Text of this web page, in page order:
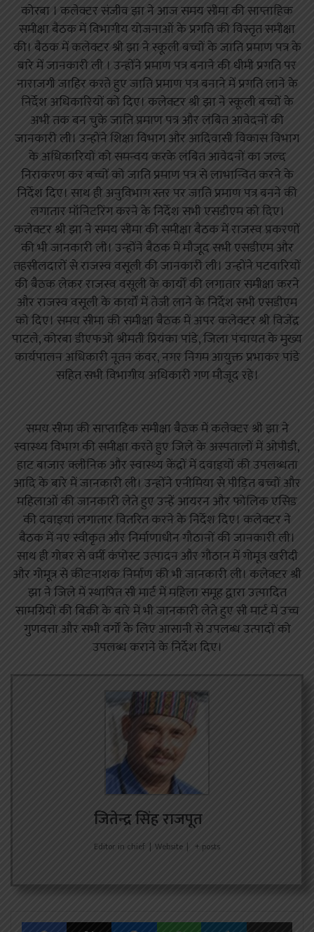
कोरबा । कलेक्टर संजीव झा ने आज समय सीमा की साप्ताहिक
समीक्षा बैठक में विभागीय योजनाओं के प्रगति की विस्तृत समीक्षा
की। बैठक में कलेक्टर श्री झा ने स्कूली बच्चों के जाति प्रमाण पत्र के
बारे में जानकारी ली । उन्होंने प्रमाण पत्र बनाने की धीमी प्रगति पर
नाराजगी जाहिर करते हुए जाति प्रमाण पत्र बनाने में प्रगति लाने के
निर्देश अधिकारियों को दिए। कलेक्टर श्री झा ने स्कूली बच्चों के
अभी तक बन चुके जाति प्रमाण पत्र और लंबित आवेदनों की
जानकारी ली। उन्होंने शिक्षा विभाग और आदिवासी विकास विभाग
के अधिकारियों को समन्वय करके लंबित आवेदनों का जल्द
निराकरण कर बच्चों को जाति प्रमाण पत्र से लाभान्वित करने के
निर्देश दिए। साथ ही अनुविभाग स्तर पर जाति प्रमाण पत्र बनने की
लगातार मॉनिटरिंग करने के निर्देश सभी एसडीएम को दिए।
कलेक्टर श्री झा ने समय सीमा की समीक्षा बैठक में राजस्व प्रकरणों
की भी जानकारी ली। उन्होंने बैठक में मौजूद सभी एसडीएम और
तहसीलदारों से राजस्व वसूली की जानकारी ली। उन्होंने पटवारियों
की बैठक लेकर राजस्व वसूली के कार्यों की लगातार समीक्षा करने
और राजस्व वसूली के कार्यों में तेजी लाने के निर्देश सभी एसडीएम
को दिए। समय सीमा की समीक्षा बैठक में अपर कलेक्टर श्री विजेंद्र
पाटले, कोरबा डीएफओ श्रीमती प्रियंका पांडे, जिला पंचायत के मुख्य
कार्यपालन अधिकारी नूतन कंवर, नगर निगम आयुक्त प्रभाकर पांडे
सहित सभी विभागीय अधिकारी गण मौजूद रहे।
समय सीमा की साप्ताहिक समीक्षा बैठक में कलेक्टर श्री झा ने
स्वास्थ्य विभाग की समीक्षा करते हुए जिले के अस्पतालों में ओपीडी,
हाट बाजार क्लीनिक और स्वास्थ्य केंद्रों में दवाइयों की उपलब्धता
आदि के बारे में जानकारी ली। उन्होंने एनीमिया से पीड़ित बच्चों और
महिलाओं की जानकारी लेते हुए उन्हें आयरन और फोलिक एसिड
की दवाइयां लगातार वितरित करने के निर्देश दिए। कलेक्टर ने
बैठक में नए स्वीकृत और निर्माणाधीन गौठानों की जानकारी ली।
साथ ही गोबर से वर्मी कंपोस्ट उत्पादन और गौठान में गोमूत्र खरीदी
और गोमूत्र से कीटनाशक निर्माण की भी जानकारी ली। कलेक्टर श्री
झा ने जिले में स्थापित सी मार्ट में महिला समूह द्वारा उत्पादित
सामग्रियों की बिक्री के बारे में भी जानकारी लेते हुए सी मार्ट में उच्च
गुणवत्ता और सभी वर्गों के लिए आसानी से उपलब्ध उत्पादों को
उपलब्ध कराने के निर्देश दिए।
जितेन्द्र सिंह राजपूत
Editor in chief | Website | + posts
FacebookX MessengerWhatsAppTelegram Share via Email